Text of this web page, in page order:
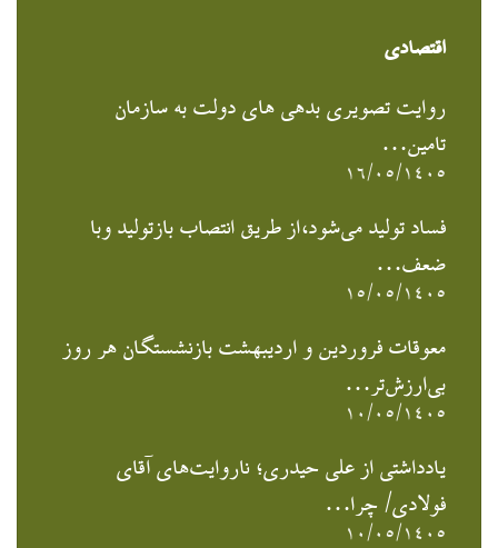
اقتصادی
روایت تصویری بدهی های دولت به سازمان
تامین…
۱۶/۰۵/۱۴۰۵
فساد تولید می‌شود،از طریق انتصاب بازتولید وبا
ضعف…
۱۵/۰۵/۱۴۰۵
معوقات فروردین و اردیبهشت بازنشستگان هر روز
بی‌ارزش‌تر…
۱۰/۰۵/۱۴۰۵
یادداشتی از علی حیدری؛ ناروایت‌های آقای
فولادی/ چرا…
۱۰/۰۵/۱۴۰۵